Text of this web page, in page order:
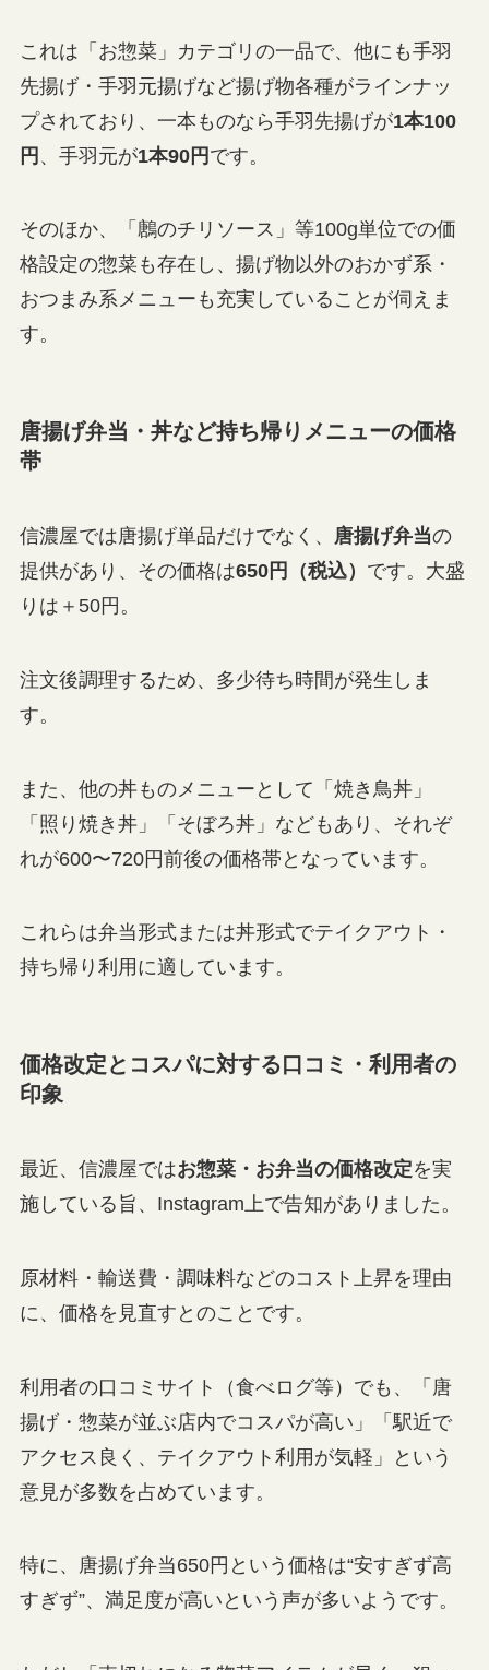
これは「お惣菜」カテゴリの一品で、他にも手羽
先揚げ・手羽元揚げなど揚げ物各種がラインナッ
プされており、一本ものなら手羽先揚げが1本100
円 、手羽元が1本90円 です。
そのほか、「鶶のチリソース」等100g単位での価
格設定の惣菜も存在し、揚げ物以外のおかず系・
おつまみ系メニューも充実していることが伺えま
す。
唐揚げ弁当・丼など持ち帰りメニューの価格
帯
信濃屋では唐揚げ単品だけでなく、 唐揚げ弁当の
提供があり、その価格は650円（税込） です。大盛
りは＋50円。
注文後調理するため、多少待ち時間が発生しま
す。
また、他の丼ものメニューとして「焼き鳥丼」
「照り焼き丼」「そぼろ丼」などもあり、それぞ
れが600〜720円前後の価格帯となっています。
これらは弁当形式または丼形式でテイクアウト・
持ち帰り利用に適しています。
価格改定とコスパに対する口コミ・利用者の
印象
最近、信濃屋ではお惣菜・お弁当の価格改定を実
施している旨、Instagram上で告知がありました。
原材料・輸送費・調味料などのコスト上昇を理由
に、価格を見直すとのことです。
利用者の口コミサイト（食べログ等）でも、「唐
揚げ・惣菜が並ぶ店内でコスパが高い」「駅近で
アクセス良く、テイクアウト利用が気軽」という
意見が多数を占めています。
特に、唐揚げ弁当650円という価格は“安すぎず高
すぎず”、満足度が高いという声が多いようです。